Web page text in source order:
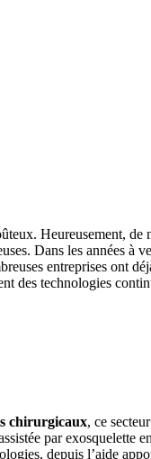
Heureusement,
Dans les années à
entreprises ont
des technologies
chirurgicaux, ce
par exosquelette
depuis l’aide